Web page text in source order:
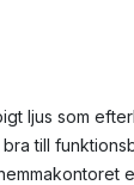
ljus som
till